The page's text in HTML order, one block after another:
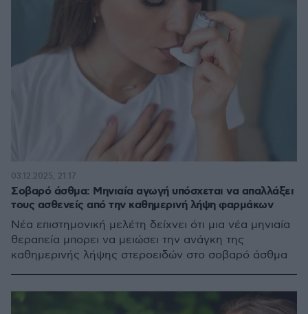
Σοβαρό άσθμα: Μηνιαία αγωγή υπόσχεται να απαλλάξει
τους ασθενείς από την καθημερινή λήψη φαρμάκων
Νέα επιστημονική μελέτη δείχνει ότι μια νέα μηνιαία
θεραπεία μπορει να μειώσει την ανάγκη της
καθημερινής λήψης στεροειδών στο σοβαρό άσθμα
03.12.2025, 21:17